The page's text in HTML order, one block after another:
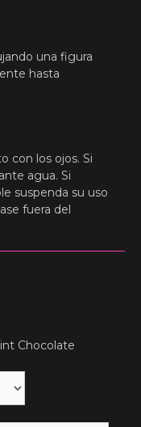
una figura
hasta
con los ojos. Si
agua. Si
suspenda su uso
fuera del
Chocolate